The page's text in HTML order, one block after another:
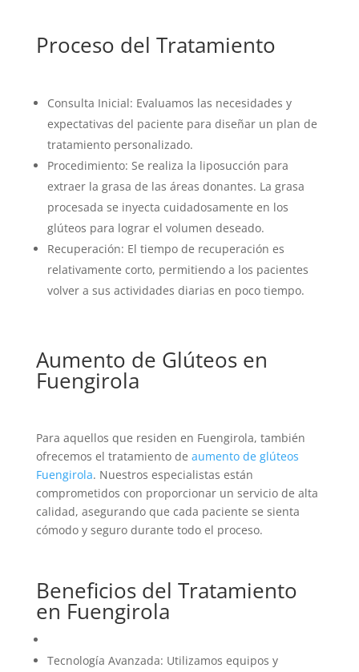
Proceso del Tratamiento
Consulta Inicial: Evaluamos las necesidades y
expectativas del paciente para diseñar un plan de
tratamiento personalizado.
Procedimiento: Se realiza la liposucción para
extraer la grasa de las áreas donantes. La grasa
procesada se inyecta cuidadosamente en los
glúteos para lograr el volumen deseado.
Recuperación: El tiempo de recuperación es
relativamente corto, permitiendo a los pacientes
volver a sus actividades diarias en poco tiempo.
Aumento de Glúteos en
Fuengirola
Para aquellos que residen en Fuengirola, también
ofrecemos el tratamiento de aumento de glúteos
Fuengirola. Nuestros especialistas están
comprometidos con proporcionar un servicio de alta
calidad, asegurando que cada paciente se sienta
cómodo y seguro durante todo el proceso.
Beneficios del Tratamiento
en Fuengirola
Tecnología Avanzada: Utilizamos equipos y